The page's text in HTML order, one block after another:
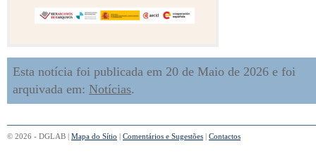
Esta notícia foi publicada em 20 de Maio de 2026 e foi
arquivada em: Notícias.
© 2026 - DGLAB | Mapa do Sítio | Comentários e Sugestões | Contactos